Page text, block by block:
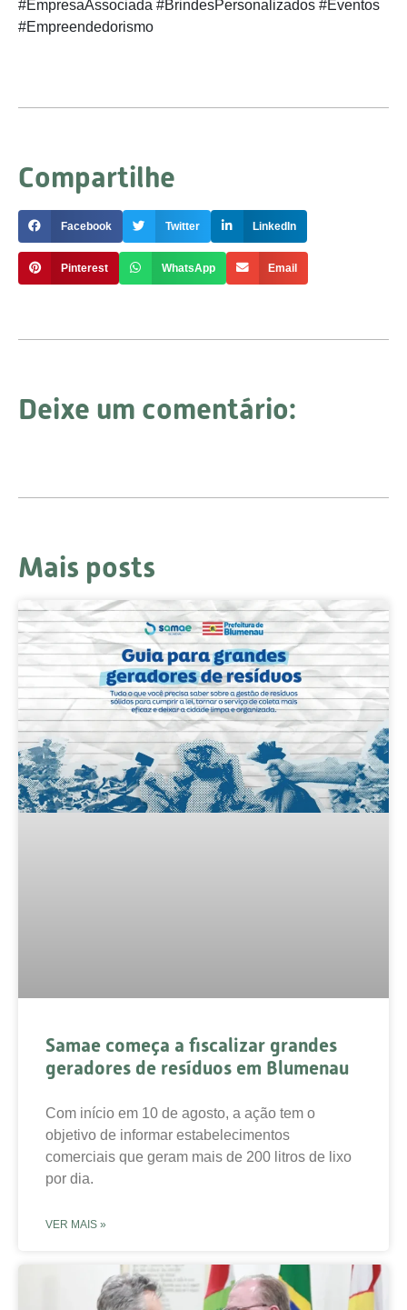
#EmpresaAssociada #BrindesPersonalizados #Eventos
#Empreendedorismo
Compartilhe
Facebook Twitter LinkedIn
Pinterest WhatsApp Email
Deixe um comentário:
Mais posts
Samae começa a fiscalizar grandes
geradores de resíduos em Blumenau
Com início em 10 de agosto, a ação tem o
objetivo de informar estabelecimentos
comerciais que geram mais de 200 litros de lixo
por dia.
VER MAIS »